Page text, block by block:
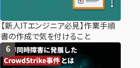
【新人ITエンジニア必見】作業手順
書の作成で気を付けること